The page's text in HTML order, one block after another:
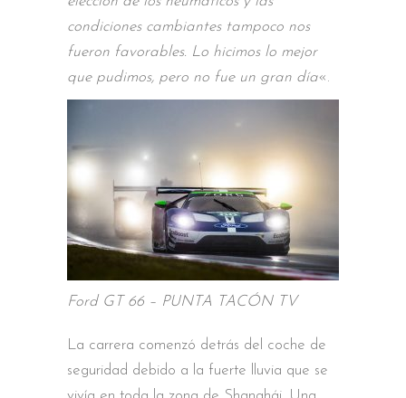
condiciones cambiantes tampoco nos
fueron favorables. Lo hicimos lo mejor
que pudimos, pero no fue un gran día«.
Ford GT 66 – PUNTA TACÓN TV
La carrera comenzó detrás del coche de
seguridad debido a la fuerte lluvia que se